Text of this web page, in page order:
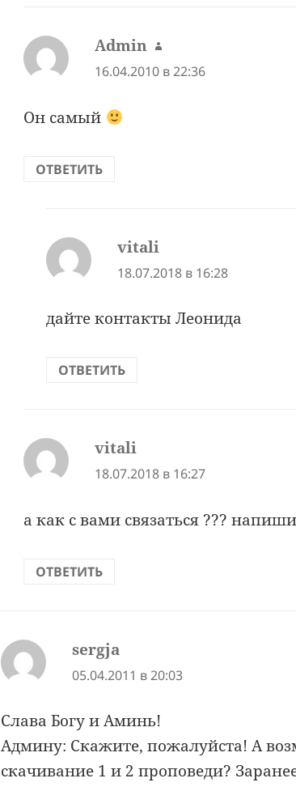
Admin :
16.04.2010 в 22:36
Он самый
ОТВЕТИТЬ
vitali
18.07.2018 в 16:28
дайте контакты Леонида
ОТВЕТИТЬ
vitali
18.07.2018 в 16:27
а как с вами связаться ???
ОТВЕТИТЬ
sergja
05.04.2011 в 20:03
Слава Богу и Аминь!
Админу: Скажите, пожалуйста! А
скачивание 1 и 2 проповеди?